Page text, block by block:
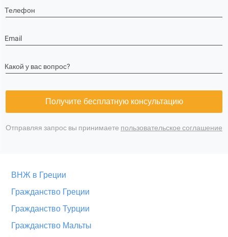
Телефон
Email
Какой у вас вопрос?
Получите бесплатную консультацию
Отправляя запрос вы принимаете пользовательское соглашение
ВНЖ в Греции
Гражданство Греции
Гражданство Турции
Гражданство Мальты